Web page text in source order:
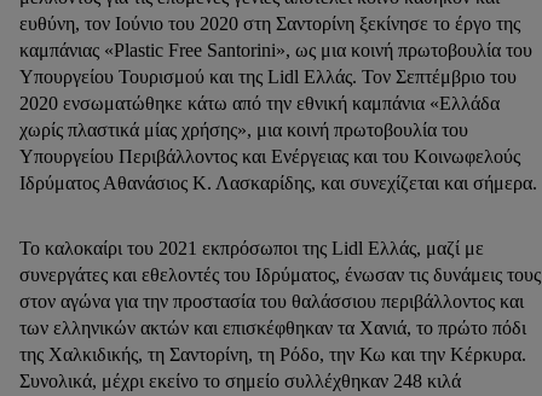
ευθύνη, τον Ιούνιο του 2020 στη Σαντορίνη ξεκίνησε το έργο της
καμπάνιας «Plastic Free Santorini», ως μια κοινή πρωτοβουλία του
Υπουργείου Τουρισμού και της Lidl Ελλάς. Τον Σεπτέμβριο του
2020 ενσωματώθηκε κάτω από την εθνική καμπάνια «Ελλάδα
χωρίς πλαστικά μίας χρήσης», μια κοινή πρωτοβουλία του
Υπουργείου Περιβάλλοντος και Ενέργειας και του Κοινωφελούς
Ιδρύματος Αθανάσιος Κ. Λασκαρίδης, και συνεχίζεται και σήμερα.
Το καλοκαίρι του 2021 εκπρόσωποι της Lidl Ελλάς, μαζί με
συνεργάτες και εθελοντές του Ιδρύματος, ένωσαν τις δυνάμεις τους
στον αγώνα για την προστασία του θαλάσσιου περιβάλλοντος και
των ελληνικών ακτών και επισκέφθηκαν τα Χανιά, το πρώτο πόδι
της Χαλκιδικής, τη Σαντορίνη, τη Ρόδο, την Κω και την Κέρκυρα.
Συνολικά, μέχρι εκείνο το σημείο συλλέχθηκαν 248 κιλά